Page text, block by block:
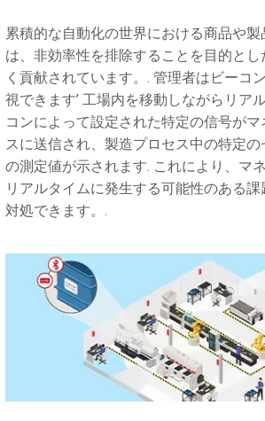
累積的な自動化の世界における商品や
は、非効率性を排除することを目的とし
く貢献されています。. 管理者はビーコ
視できます’ 工場内を移動しながらリア
コンによって設定された特定の信号が
スに送信され、製造プロセス中の特定
の測定値が示されます. これにより、マ
リアルタイムに発生する可能性のある
対処できます。.